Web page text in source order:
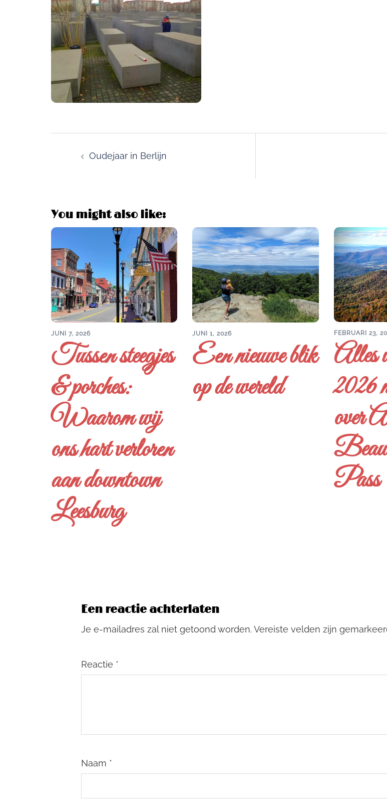
navigationOudejaar in Berlijn
You might also like:
JUNI 7, 2026
Tussen steegjes
& porches:
Waarom wij
ons hart verloren
aan downtown
Leesburg
JUNI 1, 2026
Een nieuwe blik
op de wereld
FEBRUARI 23,
Alles
2026
over
Pass
Een reactie achterlaten
Je e-mailadres zal niet getoond worden.Vereiste velden zijn
Reactie *
Naam *